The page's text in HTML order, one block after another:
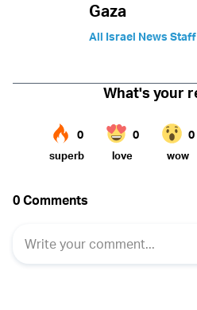
Gaza
All Israel News Staff